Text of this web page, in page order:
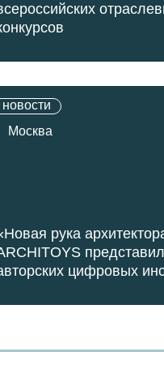
новости
Москва
рука
цифровых